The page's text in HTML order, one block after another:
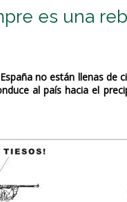
es una
no están llenas de
al país hacia el